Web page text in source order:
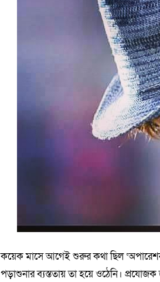
কয়েক মাসে আগেই শুরুর কথা ছিল
পড়াশুনার ব্যস্ততায় তা হয়ে ওঠেনি।